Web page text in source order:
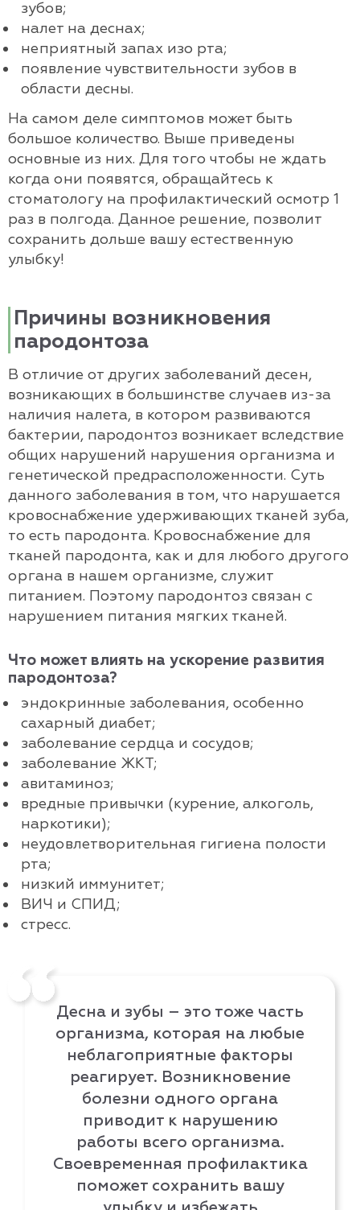
зубов;
налет на деснах;
неприятный запах изо рта;
появление чувствительности зубов в
области десны.
На самом деле симптомов может быть
большое количество. Выше приведены
основные из них. Для того чтобы не ждать
когда они появятся, обращайтесь к
стоматологу на профилактический осмотр 1
раз в полгода. Данное решение, позволит
сохранить дольше вашу естественную
улыбку!
Причины возникновения
пародонтоза
В отличие от других заболеваний десен,
возникающих в большинстве случаев из-за
наличия налета, в котором развиваются
бактерии, пародонтоз возникает вследствие
общих нарушений нарушения организма и
генетической предрасположенности. Суть
данного заболевания в том, что нарушается
кровоснабжение удерживающих тканей зуба,
то есть пародонта. Кровоснабжение для
тканей пародонта, как и для любого другого
органа в нашем организме, служит
питанием. Поэтому пародонтоз связан с
нарушением питания мягких тканей.
Что может влиять на ускорение развития
пародонтоза?
эндокринные заболевания, особенно
сахарный диабет;
заболевание сердца и сосудов;
заболевание ЖКТ;
авитаминоз;
вредные привычки (курение, алкоголь,
наркотики);
неудовлетворительная гигиена полости
рта;
низкий иммунитет;
ВИЧ и СПИД;
стресс.
Десна и зубы – это тоже часть
организма, которая на любые
неблагоприятные факторы
реагирует. Возникновение
болезни одного органа
приводит к нарушению
работы всего организма.
Своевременная профилактика
поможет сохранить вашу